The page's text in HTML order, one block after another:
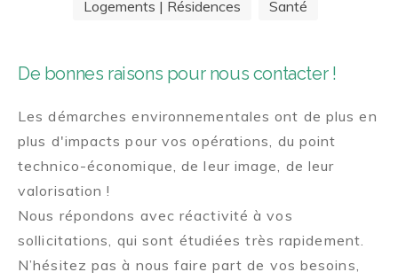
Logements | Résidences Santé
De bonnes raisons pour nous contacter !
Les démarches environnementales ont de plus en
plus d'impacts pour vos opérations, du point
technico-économique, de leur image, de leur
valorisation !
Nous répondons avec réactivité à vos
sollicitations, qui sont étudiées très rapidement.
N’hésitez pas à nous faire part de vos besoins,